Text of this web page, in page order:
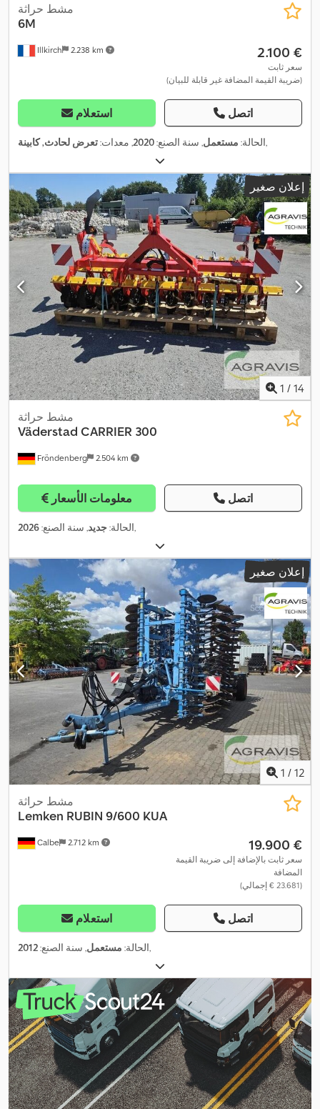
Illkirch 2.238 km
مشط حراثة
6M
‏2.100 €
سعر ثابت
(ضريبة القيمة المضافة غير قابلة للبيان)
استعلام اتصل
الحالة: مستعمل, سنة الصنع:2020, معدات:تعرض لحادث, كابينة ,
إعلان صغير
1 / 14
Fröndenberg 2.504 km
مشط حراثة
Väderstad CARRIER 300
معلومات الأسعار اتصل
الحالة:جديد, سنة الصنع:2026 ,
إعلان صغير
1 / 12
Calbe 2.712 km
مشط حراثة
Lemken RUBIN 9/600 KUA
‏19.900 €
سعر ثابت بالإضافة إلى ضريبة القيمة
المضافة
(‏23.681 € إجمالي)
استعلام اتصل
الحالة: مستعمل, سنة الصنع:2012 ,